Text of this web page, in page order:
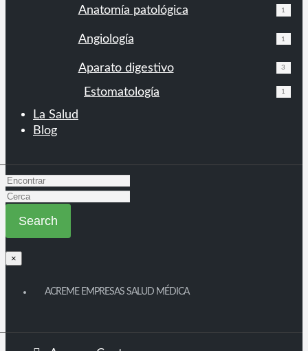
Anatomía patológica 1
Angiología 1
Aparato digestivo 3
Estomatología 1
La Salud
Blog
×
ACREME EMPRESAS SALUD MÉDICA